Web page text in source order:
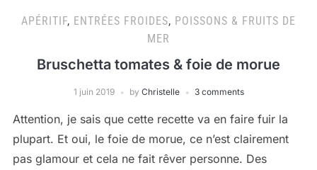
APÉRITIF, ENTRÉES FROIDES, POISSONS & FRUITS DE
MER
Bruschetta tomates & foie de morue
1 juin 2019 by Christelle 3 comments
Attention, je sais que cette recette va en faire fuir la
plupart. Et oui, le foie de morue, ce n’est clairement
pas glamour et cela ne fait rêver personne. Des